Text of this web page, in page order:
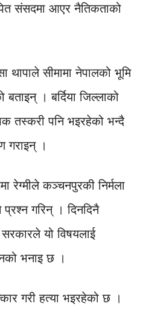
संसदमा आएर नैतिकताको
सीमामा नेपालको भूमि
। बर्दिया जिल्लाको
तस्करी पनि भइरहेको भन्दै
गराइन् ।
रेग्मीले कञ्चनपुरकी निर्मला
प्रश्न गरिन् । दिनदिनै
यो विषयलाई
भनाइ छ ।
गरी हत्या भइरहेको छ ।